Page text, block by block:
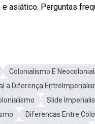
asiático. Perguntas
Colonialismo E
a Diferença
Slide
Diferencas Entre